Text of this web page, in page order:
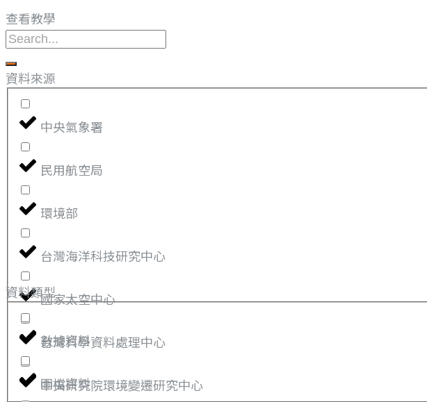
查看教學
資料來源
中央氣象署
民用航空局
環境部
台灣海洋科技研究中心
國家太空中心
台灣科學資料處理中心
中央研究院環境變遷研究中心
資料類型
數據資料
圖檔資料